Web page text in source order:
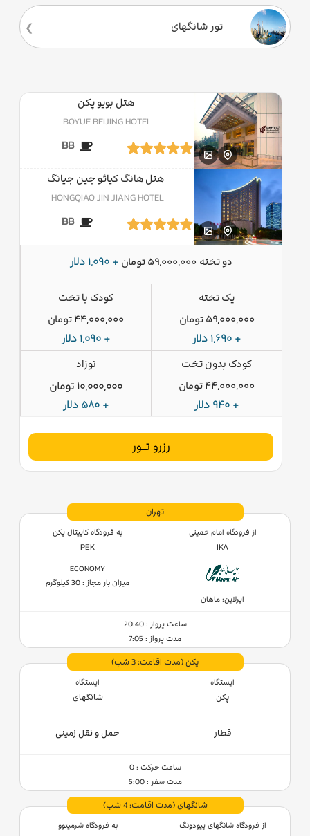
تور شانگهای
هتل بویو پکن
BOYUE BEIJING HOTEL
BB
هتل هانگ کیائو جین جیانگ
HONGQIAO JIN JIANG HOTEL
BB
دو تخته 59,000,000 تومان + 1,090 دلار
یک تخته
59,000,000 تومان
+ 1,690 دلار
کودک با تخت
44,000,000 تومان
+ 1,090 دلار
کودک بدون تخت
44,000,000 تومان
+ 940 دلار
نوزاد
10,000,000 تومان
+ 580 دلار
رزرو تــور
تهران
از فرودگاه امام خمینی
IKA
به فرودگاه کاپیتال پکن
PEK
ایرلاین: ماهان
ECONOMY
میزان بار مجاز : 30 کیلوگرم
ساعت پرواز : 20:40
مدت پرواز : 7:05
پکن(مدت اقامت: 3 شب)
ایستگاه
پکن
ایستگاه
شانگهای
قطار حمل و نقل زمینی
ساعت حرکت : 0
مدت سفر : 5:00
شانگهای(مدت اقامت: 4 شب)
از فرودگاه شانگهای پیودونگ به فرودگاه شرمیتوو